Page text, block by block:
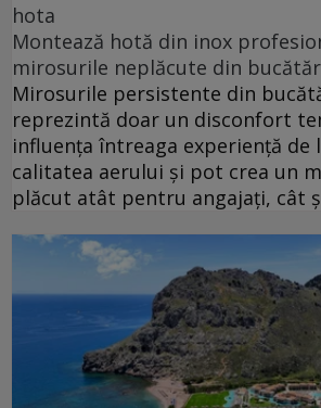
hota
Montează hotă din inox
mirosurile neplăcute din
Mirosurile persistente din
reprezintă doar un disconfort
influența întreaga experiență
calitatea aerului și pot crea un
plăcut atât pentru angajați, cât